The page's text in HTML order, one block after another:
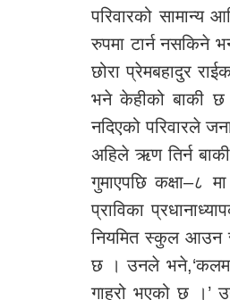
परिवारको सामान्य
रुपमा टार्न नसकिने
छोरा प्रेमबहादुर
भने केहीको बाकी छ
नदिएको परिवारले
अहिले ऋण तिर्न
गुमाएपछि कक्षा–८
प्राविका
नियमित स्कुल आउन
छ । उनले भने,‘कलम,
गाह्रो भएको छ ।’